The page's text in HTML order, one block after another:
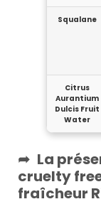
Squalane
Citrus
Aurantium
Dulcis Fruit
Water
La
cruelty
fraîcheur